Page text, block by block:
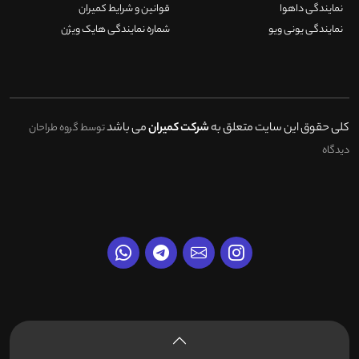
نمایندگی داهوا
نمایندگی یونی ویو
قوانین و شرایط کمیران
شماره نمایندگی هایک ویژن
کلی حقوق این سایت متعلق بهشرکت کمیرانمی باشدتوسط گروه طراحان
دیدگاه